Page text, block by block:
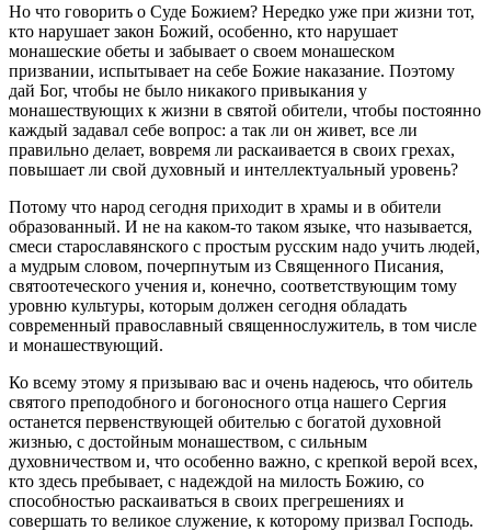
Но что говорить о Суде Божием? Нередко уже при жизни тот,
кто нарушает закон Божий, особенно, кто нарушает
монашеские обеты и забывает о своем монашеском
призвании, испытывает на себе Божие наказание. Поэтому
дай Бог, чтобы не было никакого привыкания у
монашествующих к жизни в святой обители, чтобы постоянно
каждый задавал себе вопрос: а так ли он живет, все ли
правильно делает, вовремя ли раскаивается в своих грехах,
повышает ли свой духовный и интеллектуальный уровень?
Потому что народ сегодня приходит в храмы и в обители
образованный. И не на каком‑то таком языке, что называется,
смеси старославянского с простым русским надо учить людей,
а мудрым словом, почерпнутым из Священного Писания,
святоотеческого учения и, конечно, соответствующим тому
уровню культуры, которым должен сегодня обладать
современный православный священнослужитель, в том числе
и монашествующий.
Ко всему этому я призываю вас и очень надеюсь, что обитель
святого преподобного и богоносного отца нашего Сергия
останется первенствующей обителью с богатой духовной
жизнью, с достойным монашеством, с сильным
духовничеством и, что особенно важно, с крепкой верой всех,
кто здесь пребывает, с надеждой на милость Божию, со
способностью раскаиваться в своих прегрешениях и
совершать то великое служение, к которому призвал Господь.